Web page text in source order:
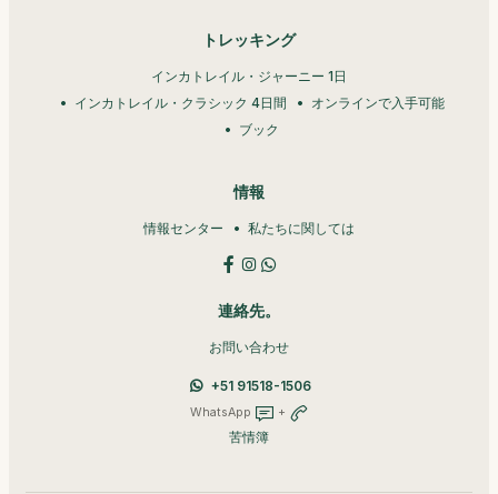
トレッキング
インカトレイル・ジャーニー 1日
インカトレイル・クラシック 4日間
オンラインで入手可能
ブック
情報
情報センター 私たちに関しては
連絡先。
お問い合わせ
+51 91518-1506
WhatsApp +
苦情簿